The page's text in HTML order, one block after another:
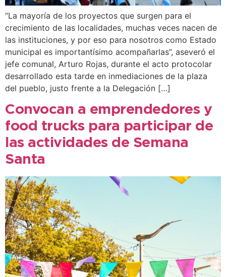
“La mayoría de los proyectos que surgen para el
crecimiento de las localidades, muchas veces nacen de
las instituciones, y por eso para nosotros como Estado
municipal es importantísimo acompañarlas”, aseveró el
jefe comunal, Arturo Rojas, durante el acto protocolar
desarrollado esta tarde en inmediaciones de la plaza
del pueblo, justo frente a la Delegación […]
Convocan a emprendedores y
food trucks para participar de
las actividades de Semana
Santa